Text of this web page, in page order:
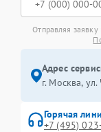
Отправляя
Адрес
г. Москва,
Горячая
+7 (495)